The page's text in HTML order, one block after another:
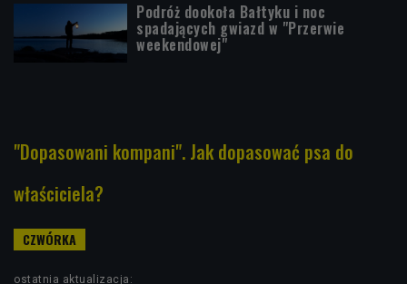
Podróż dookoła Bałtyku i noc
spadających gwiazd w "Przerwie
weekendowej"
"Dopasowani kompani". Jak dopasować psa do
właściciela?
ostatnia aktualizacja: